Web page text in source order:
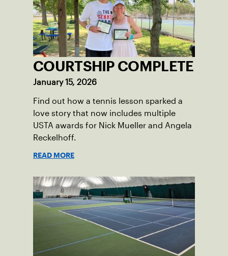
COURTSHIP COMPLETE
January 15, 2026
Find out how a tennis lesson sparked a
love story that now includes multiple
USTA awards for Nick Mueller and Angela
Reckelhoff.
READ MORE